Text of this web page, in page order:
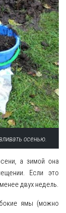
осенью.
а зимой она
Если это
двух недель.
ямы (можно